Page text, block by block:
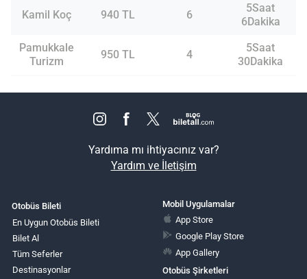
Kamil Koç 940 TL 6
5Saat
6Dakika
Pamukkale
Turizm
950 TL 4
5Saat
30Dakika
Yardıma mı ihtiyacınız var?
Yardım ve İletişim
Otobüs Bileti
En Uygun Otobüs Bileti
Bilet Al
Tüm Seferler
Destinasyonlar
Mobil Uygulamalar
App Store
Google Play Store
App Gallery
Otobüs Şirketleri